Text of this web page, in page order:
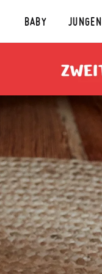
BABY JUNGEN